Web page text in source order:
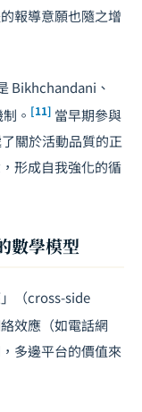
報導意願也隨之增
Bikhchandani、
。 [11] 當早期參與
關於活動品質的正
形成自我強化的循
數學模型
（cross-side
效應（如電話網
多邊平台的價值來